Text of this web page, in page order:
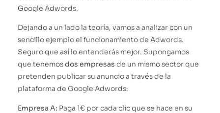
Google Adwords.
Dejando a un lado la teoría, vamos a analizar con un
sencillo ejemplo el funcionamiento de Adwords.
Seguro que así lo entenderás mejor. Supongamos
que tenemosdos empresas de un mismo sector que
pretenden publicar su anuncio a través de la
plataforma de Google Adwords:
Empresa A: Paga 1€ por cada clic que se hace en su